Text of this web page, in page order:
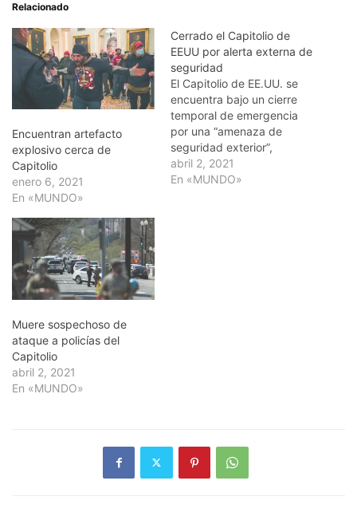
Relacionado
Encuentran artefacto
explosivo cerca de
Capitolio
enero 6, 2021
En «MUNDO»
Cerrado el Capitolio de
EEUU por alerta externa de
seguridad
El Capitolio de EE.UU. se
encuentra bajo un cierre
temporal de emergencia
por una “amenaza de
seguridad exterior”,
informó este viernes la
policía, sin ofrecer más
abril 2, 2021
En «MUNDO»
Muere sospechoso de
ataque a policías del
Capitolio
abril 2, 2021
En «MUNDO»